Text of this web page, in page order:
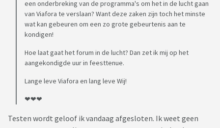
een onderbreking van de programma's om het in de lucht gaan
van Viafora te verslaan? Want deze zaken zijn toch het minste
wat kan gebeuren om een zo grote gebeurtenis aan te
kondigen!
Hoe laat gaat het forum in de lucht? Dan zet ik mij op het
aangekondigde uur in feesttenue.
Lange leve Viafora en lang leve Wij!
❤❤❤
Testen wordt geloof ik vandaag afgesloten. Ik weet geen